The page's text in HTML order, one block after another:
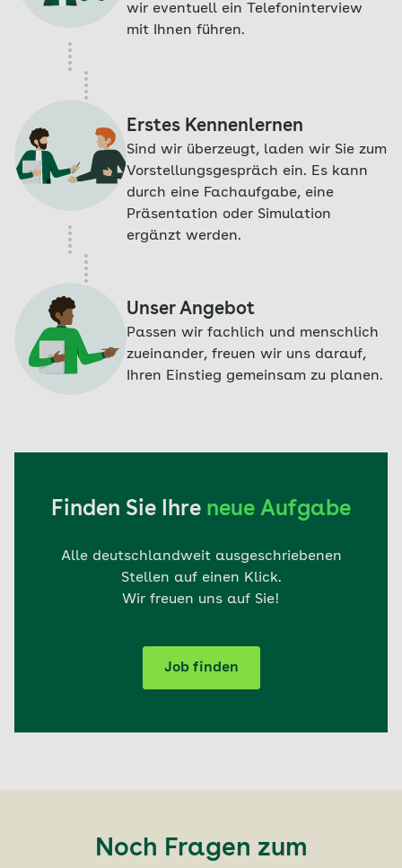
wir eventuell ein Telefoninterview
mit Ihnen führen.
Erstes Kennenlernen
Sind wir überzeugt, laden wir Sie zum
Vorstellungsgespräch ein. Es kann
durch eine Fachaufgabe, eine
Präsentation oder Simulation
ergänzt werden.
Unser Angebot
Passen wir fachlich und menschlich
zueinander, freuen wir uns darauf,
Ihren Einstieg gemeinsam zu planen.
Finden Sie Ihre neue Aufgabe
Alle deutschlandweit ausgeschriebenen
Stellen auf einen Klick.
Wir freuen uns auf Sie!
Job finden
Noch Fragen zum